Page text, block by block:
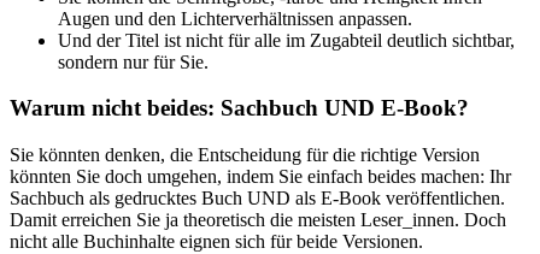
Augen und den Lichterverhältnissen anpassen.
Und der Titel ist nicht für alle im Zugabteil deutlich sichtbar,
sondern nur für Sie.
Warum nicht beides: Sachbuch UND E-Book?
Sie könnten denken, die Entscheidung für die richtige Version
könnten Sie doch umgehen, indem Sie einfach beides machen: Ihr
Sachbuch als gedrucktes Buch UND als E-Book veröffentlichen.
Damit erreichen Sie ja theoretisch die meisten Leser_innen. Doch
nicht alle Buchinhalte eignen sich für beide Versionen.